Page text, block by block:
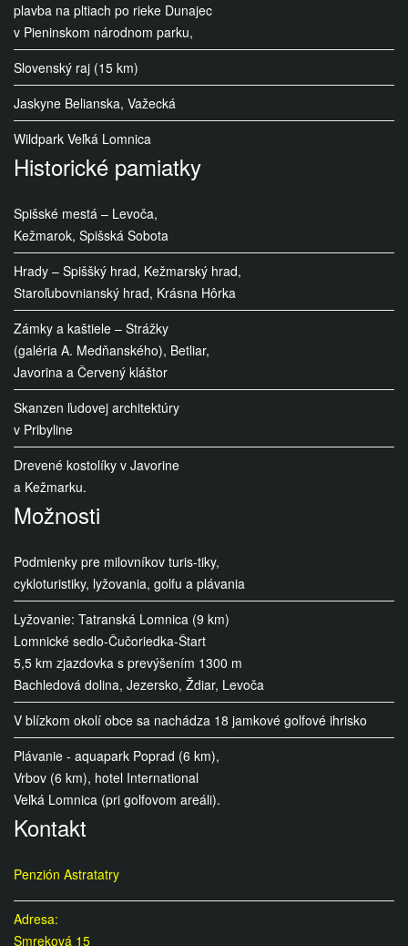
plavba na pltiach po rieke Dunajec
v Pieninskom národnom parku,
Slovenský raj (15 km)
Jaskyne Belianska, Važecká
Wildpark Veľká Lomnica
Historické pamiatky
Spišské mestá – Levoča,
Kežmarok, Spišská Sobota
Hrady – Spiššký hrad, Kežmarský hrad,
Staroľubovnianský hrad, Krásna Hôrka
Zámky a kaštiele – Strážky
(galéria A. Medňanského), Betliar,
Javorina a Červený kláštor
Skanzen ľudovej architektúry
v Pribyline
Drevené kostolíky v Javorine
a Kežmarku.
Možnosti
Podmienky pre milovníkov turis-tiky,
cykloturistiky, lyžovania, golfu a plávania
Lyžovanie: Tatranská Lomnica (9 km)
Lomnické sedlo-Čučoriedka-Štart
5,5 km zjazdovka s prevýšením 1300 m
Bachledová dolina, Jezersko, Ždiar, Levoča
V blízkom okolí obce sa nachádza 18 jamkové golfové ihrisko
Plávanie - aquapark Poprad (6 km),
Vrbov (6 km), hotel International
Veľká Lomnica (pri golfovom areáli).
Kontakt
Penzión Astratatry
Adresa:
Smreková 15